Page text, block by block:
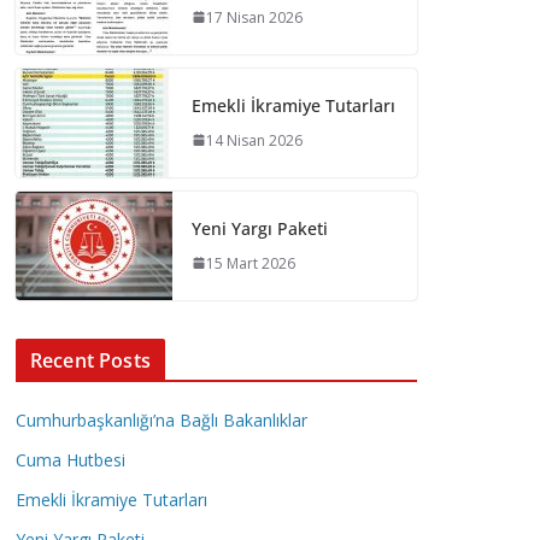
17 Nisan 2026
Emekli İkramiye Tutarları
14 Nisan 2026
Yeni Yargı Paketi
15 Mart 2026
Recent Posts
Cumhurbaşkanlığı’na Bağlı Bakanlıklar
Cuma Hutbesi
Emekli İkramiye Tutarları